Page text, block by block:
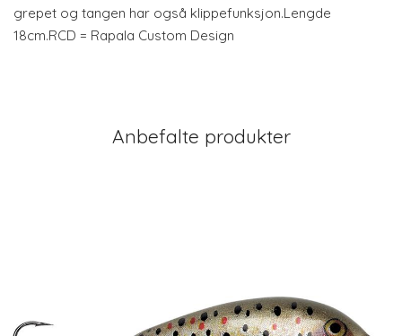
grepet og tangen har også klippefunksjon.Lengde
18cm.RCD = Rapala Custom Design
Anbefalte produkter